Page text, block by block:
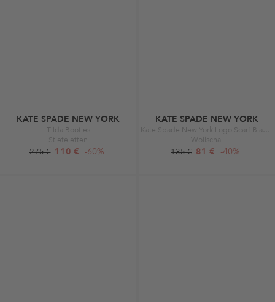
KATE SPADE NEW YORK
Tilda Booties
Stiefeletten
275 € 110 € -60%
KATE SPADE NEW YORK
Wollschal
135 € 81 € -40%